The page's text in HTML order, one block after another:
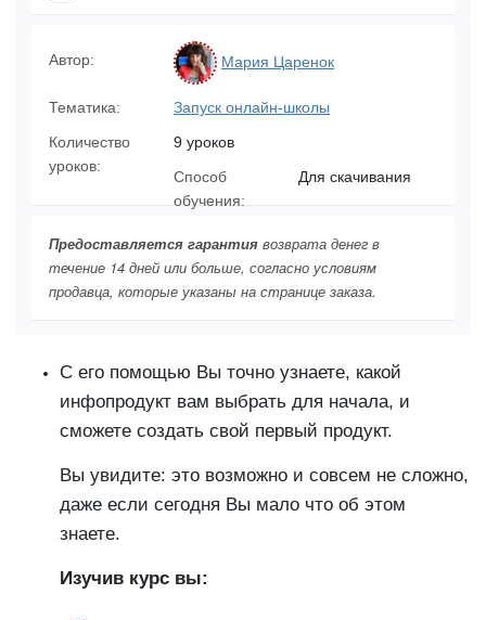
Автор: Мария Царенок
Тематика:
Запуск онлайн-школы
Количество
уроков:
9 уроков
Способ
обучения:
Для скачивания
Предоставляется гарантия возврата денег в
течение 14 дней или больше, согласно условиям
продавца, которые указаны на странице заказа.
С его помощью Вы точно узнаете, какой
инфопродукт вам выбрать для начала, и
сможете создать свой первый продукт.
Вы увидите: это возможно и совсем не сложно,
даже если сегодня Вы мало что об этом
знаете.
Изучив курс вы: